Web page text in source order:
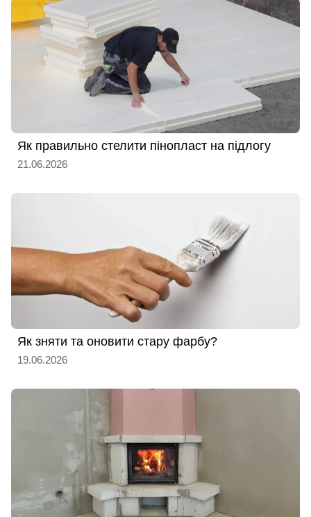
Як правильно стелити пінопласт на підлогу
21.06.2026
Як зняти та оновити стару фарбу?
19.06.2026